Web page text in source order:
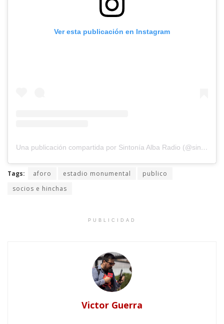
Ver esta publicación en Instagram
Una publicación compartida por Sintonía Alba Radio (@sintoniaalbaradio)
Tags: aforo estadio monumental
publico
socios e hinchas
PUBLICIDAD
Victor Guerra